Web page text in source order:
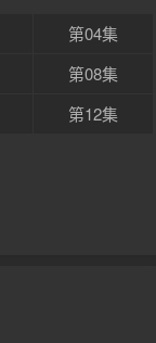
第04集
第08集
第12集